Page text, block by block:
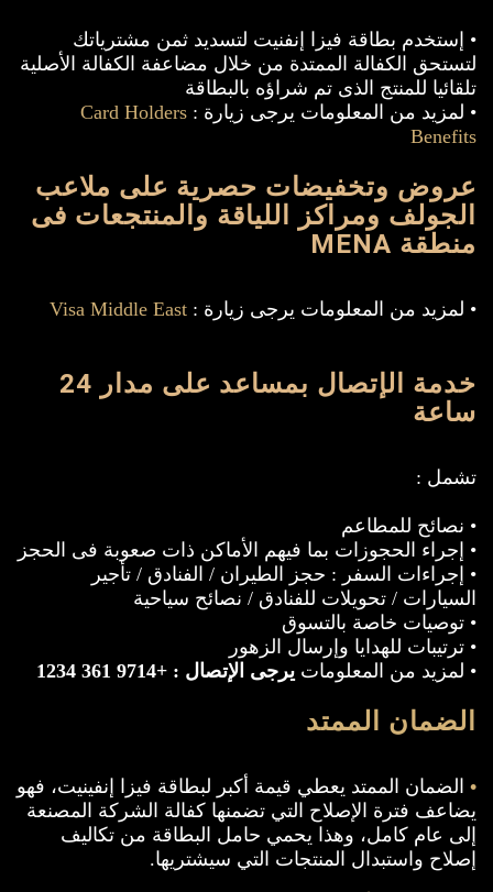
• إستخدم بطاقة فيزا إنفنيت لتسديد ثمن مشترياتك
لتستحق الكفالة الممتدة من خلال مضاعفة الكفالة الأصلية
تلقائيا للمنتج الذى تم شراؤه بالبطاقة
• لمزيد من المعلومات يرجى زيارة : Card Holders
Benefits
عروض وتخفيضات حصرية على ملاعب
الجولف ومراكز اللياقة والمنتجعات فى
منطقة MENA
• لمزيد من المعلومات يرجى زيارة : Visa Middle East
خدمة الإتصال بمساعد على مدار 24
ساعة
تشمل :
• نصائح للمطاعم
• إجراء الحجوزات بما فيهم الأماكن ذات صعوبة فى الحجز
• إجراءات السفر : حجز الطيران / الفنادق / تأجير
السيارات / تحويلات للفنادق / نصائح سياحية
• توصيات خاصة بالتسوق
• ترتيبات للهدايا وإرسال الزهور
• لمزيد من المعلومات يرجى الإتصال : +9714 361 1234
الضمان الممتد
• الضمان الممتد يعطي قيمة أكبر لبطاقة فيزا إنفينيت، فهو
يضاعف فترة الإصلاح التي تضمنها كفالة الشركة المصنعة
إلى عام كامل، وهذا يحمي حامل البطاقة من تكاليف
إصلاح واستبدال المنتجات التي سيشتريها.